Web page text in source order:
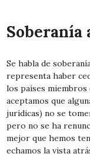
Soberanía
Se habla de
representa haber
los países miembros
aceptamos que
jurídicas) no se
pero no se ha
mejor que hemos
echamos la vista